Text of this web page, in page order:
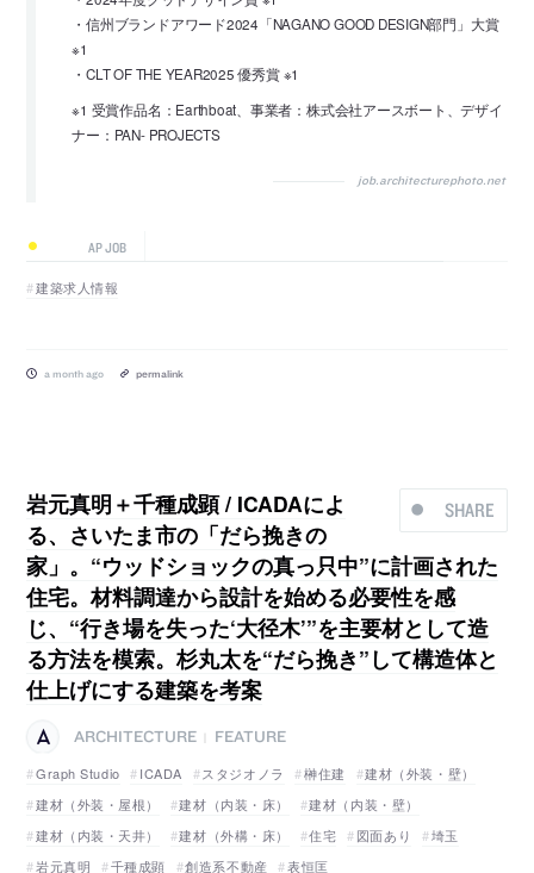
・信州ブランドアワード2024「NAGANO GOOD DESIGN部門」大賞
※1
・CLT OF THE YEAR2025 優秀賞 ※1
※1 受賞作品名：Earthboat、事業者：株式会社アースボート、デザイ
ナー：PAN- PROJECTS
job.architecturephoto.net
AP JOB
建築求人情報
a month ago permalink
SHARE
岩元真明＋千種成顕 / ICADAによ
る、さいたま市の「だら挽きの
家」。“ウッドショックの真っ只中”に計画された
住宅。材料調達から設計を始める必要性を感
じ、“行き場を失った‘大径木’”を主要材として造
る方法を模索。杉丸太を“だら挽き”して構造体と
仕上げにする建築を考案
ARCHITECTURE
FEATURE
Graph Studio
ICADA スタジオノラ 榊住建
建材（外装・壁）
建材（外装・屋根）
建材（内装・床）
建材（内装・壁）
建材（内装・天井）
建材（外構・床） 住宅 図面あり
埼玉
岩元真明
千種成顕 創造系不動産 表恒匡